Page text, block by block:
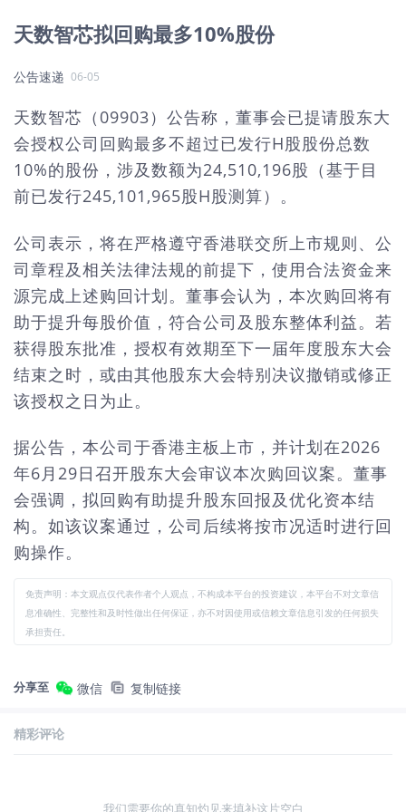
天数智芯拟回购最多10%股份
公告速递 06-05
天数智芯（09903）公告称，董事会已提请股东大
会授权公司回购最多不超过已发行H股股份总数
10%的股份，涉及数额为24,510,196股（基于目
前已发行245,101,965股H股测算）。
公司表示，将在严格遵守香港联交所上市规则、公
司章程及相关法律法规的前提下，使用合法资金来
源完成上述购回计划。董事会认为，本次购回将有
助于提升每股价值，符合公司及股东整体利益。若
获得股东批准，授权有效期至下一届年度股东大会
结束之时，或由其他股东大会特别决议撤销或修正
该授权之日为止。
据公告，本公司于香港主板上市，并计划在2026
年6月29日召开股东大会审议本次购回议案。董事
会强调，拟回购有助提升股东回报及优化资本结
构。如该议案通过，公司后续将按市况适时进行回
购操作。
免责声明：本文观点仅代表作者个人观点，不构成本平台的投资建议，本平台不对文章信
息准确性、完整性和及时性做出任何保证，亦不对因使用或信赖文章信息引发的任何损失
承担责任。
分享至 微信 复制链接
精彩评论
我们需要你的真知灼见来填补这片空白